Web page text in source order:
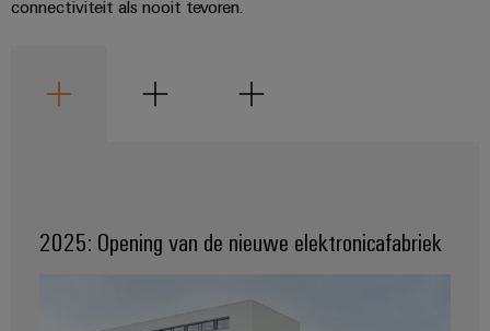
connectiviteit als nooit tevoren.
2025: Opening van de nieuwe elektronicafabriek